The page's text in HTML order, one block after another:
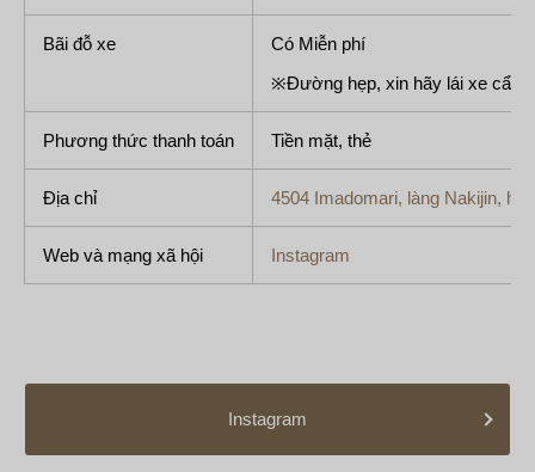
Bãi đỗ xe
Có Miễn phí
※Đường hẹp, xin hãy lái xe cẩn
Phương thức thanh toán Tiền mặt, thẻ
Địa chỉ 4504 Imadomari, làng Nakijin,
Web và mạng xã hội Instagram
Instagram